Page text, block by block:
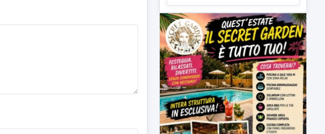
3 AGOSTO 2026 POLITICA
Il Consiglio comunale torna a
riunirsi: riflettori su conti dell'ente
Domani mattina torna a riunirsi il Consiglio
comunale di Avellino....